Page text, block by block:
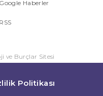
Google Haberler
RSS
ve Burçlar Sitesi
Politikası